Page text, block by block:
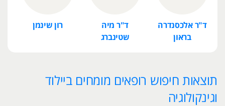
ד"ר אלכסנדרה
בראון
ד"ר מיה
שטינברג
רון שינמן
תוצאות חיפוש רופאים מומחים ביילוד
וגינקולוגיה